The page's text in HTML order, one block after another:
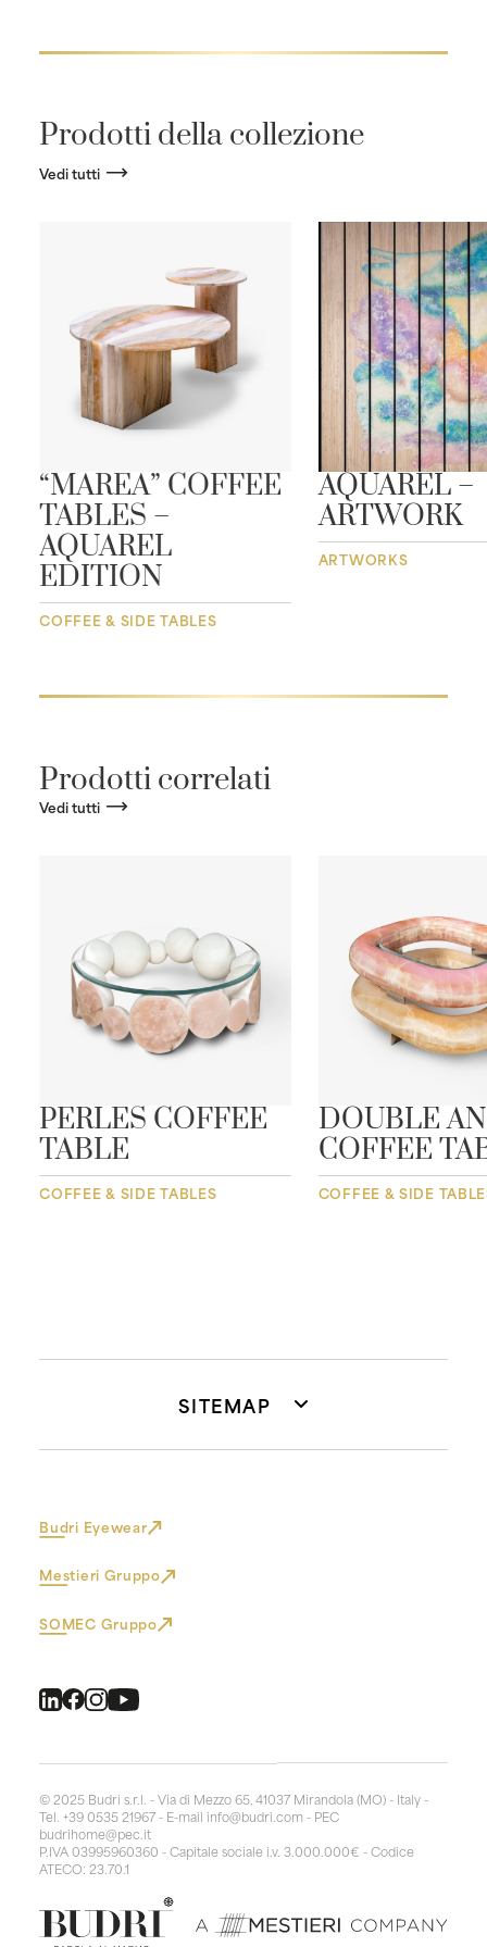
Prodotti della collezione
Vedi tutti
“MAREA” COFFEE
TABLES –
AQUAREL
EDITION
COFFEE & SIDE TABLES
AQUAREL –
ARTWORK
ARTWORKS
Prodotti correlati
Vedi tutti
PERLES COFFEE
TABLE
COFFEE & SIDE TABLES
DOUBLE
COFFEE
COFFEE & SIDE
SITEMAP
Budri Eyewear
Mestieri Gruppo
SOMEC Gruppo
© 2025 Budri s.r.l. - Via di Mezzo 65, 41037 Mirandola (MO) - Italy -
Tel. +39 0535 21967 - E-mail info@budri.com - PEC
budrihome@pec.it
P.IVA 03995960360 - Capitale sociale i.v. 3.000.000€ - Codice
ATECO: 23.70.1